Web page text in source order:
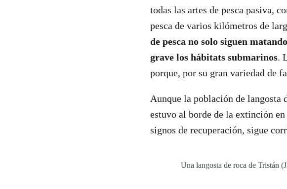
todas las artes de pesca pasiva,
pesca de varios kilómetros de
de pesca no solo siguen
grave los hábitats submarinos.
porque, por su gran variedad de
Aunque la población de langosta
estuvo al borde de la extinción
signos de recuperación, sigue
Una langosta de roca de Tristán